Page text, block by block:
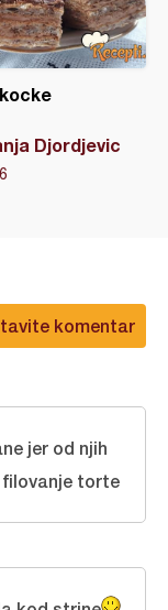
Djordjevic
komentar
jer od njih
filovanje torte